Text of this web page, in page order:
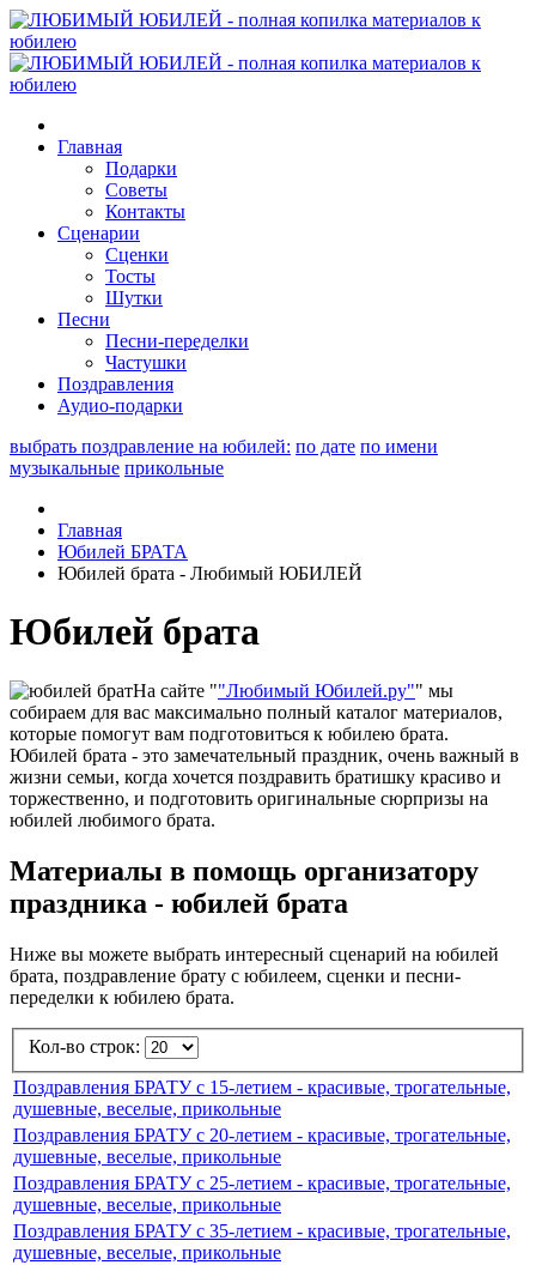
Главная
Подарки
Советы
Контакты
Сценарии
Сценки
Тосты
Шутки
Песни
Песни-переделки
Частушки
Поздравления
Аудио-подарки
выбрать поздравление на юбилей: по дате по имени
музыкальные прикольные
Главная
Юбилей БРАТА
Юбилей брата - Любимый ЮБИЛЕЙ
Юбилей брата
На сайте ""Любимый Юбилей.ру"" мы
собираем для вас максимально полный каталог материалов,
которые помогут вам подготовиться к юбилею брата.
Юбилей брата - это замечательный праздник, очень важный в
жизни семьи, когда хочется поздравить братишку красиво и
торжественно, и подготовить оригинальные сюрпризы на
юбилей любимого брата.
Материалы в помощь организатору
праздника - юбилей брата
Ниже вы можете выбрать интересный сценарий на юбилей
брата, поздравление брату с юбилеем, сценки и песни-
переделки к юбилею брата.
Кол-во строк:
Поздравления БРАТУ c 15-летием - красивые, трогательные,
душевные, веселые, прикольные
Поздравления БРАТУ c 20-летием - красивые, трогательные,
душевные, веселые, прикольные
Поздравления БРАТУ c 25-летием - красивые, трогательные,
душевные, веселые, прикольные
Поздравления БРАТУ c 35-летием - красивые, трогательные,
душевные, веселые, прикольные